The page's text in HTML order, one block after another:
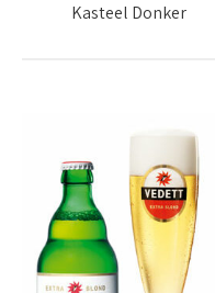
Kasteel Donker